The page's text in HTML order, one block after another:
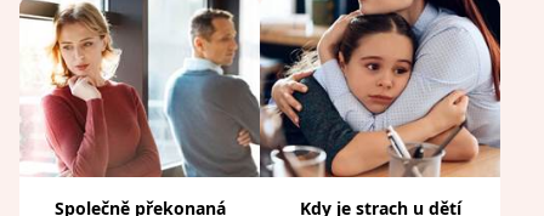
Společně překonaná
Kdy je strach u dětí